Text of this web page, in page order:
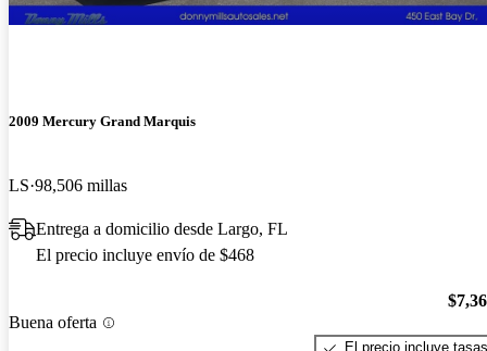
2009 Mercury Grand Marquis
LS 98,506 millas
Entrega a domicilio desde Largo, FL
El precio incluye envío de $468
Buena oferta
El precio incluye tasas